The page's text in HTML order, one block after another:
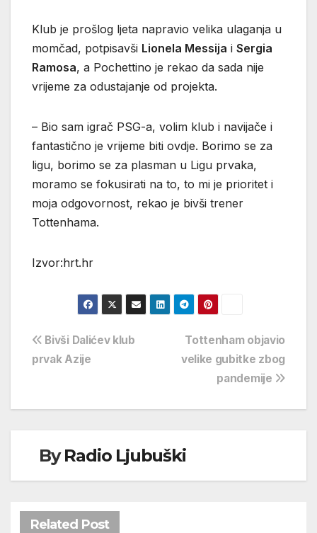
Klub je prošlog ljeta napravio velika ulaganja u
momčad, potpisavši Lionela Messija i Sergia
Ramosa, a Pochettino je rekao da sada nije
vrijeme za odustajanje od projekta.
– Bio sam igrač PSG-a, volim klub i navijače i
fantastično je vrijeme biti ovdje. Borimo se za
ligu, borimo se za plasman u Ligu prvaka,
moramo se fokusirati na to, to mi je prioritet i
moja odgovornost, rekao je bivši trener
Tottenhama.
Izvor:hrt.hr
Navigacija
objava
Tottenham objavio
velike gubitke zbog
pandemije
Bivši Dalićev klub
prvak Azije
ByRadio Ljubuški
Related Post